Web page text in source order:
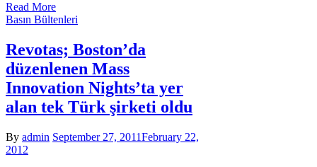
Read More
Basın Bültenleri
Revotas; Boston’da
düzenlenen Mass
Innovation Nights’ta yer
alan tek Türk şirketi oldu
By admin September 27, 2011February 22,
2012